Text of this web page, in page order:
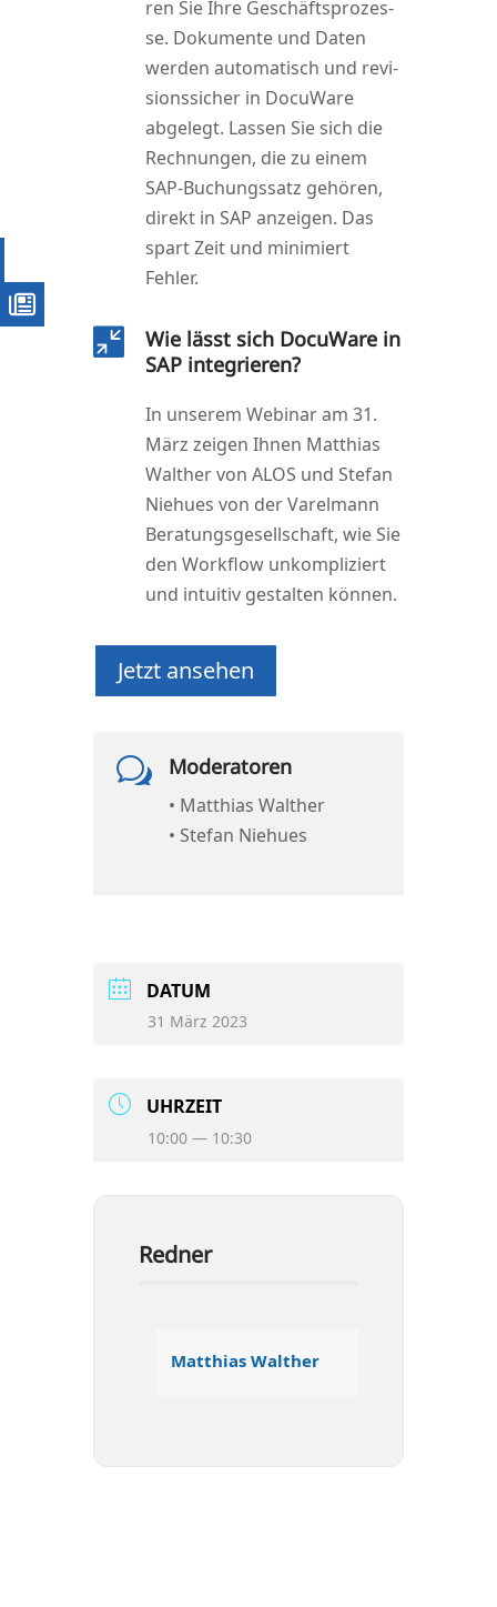
ren Sie Ihre Geschäfts­pro­zes­
se. Doku­men­te und Daten
wer­den auto­ma­tisch und revi­
si­ons­si­cher in Docu­Wa­re
abge­legt. Las­sen Sie sich die
Rech­nun­gen, die zu einem
SAP-Buchungs­satz gehö­ren,
direkt in SAP anzei­gen. Das
spart Zeit und mini­miert
Fehler.

Wie lässt sich DocuWare in
SAP integrieren?
In unse­rem Web­i­nar am 31.
März zei­gen Ihnen Mat­thi­as
Walt­her von ALOS und Ste­fan
Nie­hues von der Varel­mann
Bera­tungs­ge­sell­schaft, wie Sie
den Work­flow unkom­pli­ziert
und intui­tiv gestal­ten können.
Jetzt anse­hen
w Moderatoren
• Mat­thi­as Walt­her
• Ste­fan Niehues
DATUM
31 März 2023
UHR­ZEIT
10:00 — 10:30
Redner
Mat­thi­as Walther